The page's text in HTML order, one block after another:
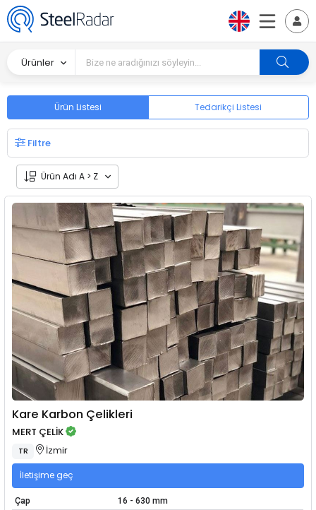
Ürünler
Ürün Listesi Tedarikçi Listesi
Filtre
Ürün Adı A > Z
Kare Karbon Çelikleri
MERT ÇELİK
TR İzmir
İletişime geç
Çap
16 - 630 mm